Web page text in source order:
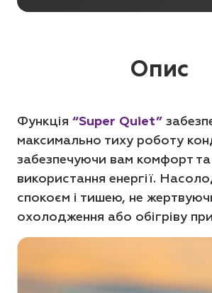
Опис
Функція “Super Quiet”
максимально тиху роботу
забезпечуючи вам комфорт та
використання енергії.
спокоєм і тишею, не
охолодження або обігріву